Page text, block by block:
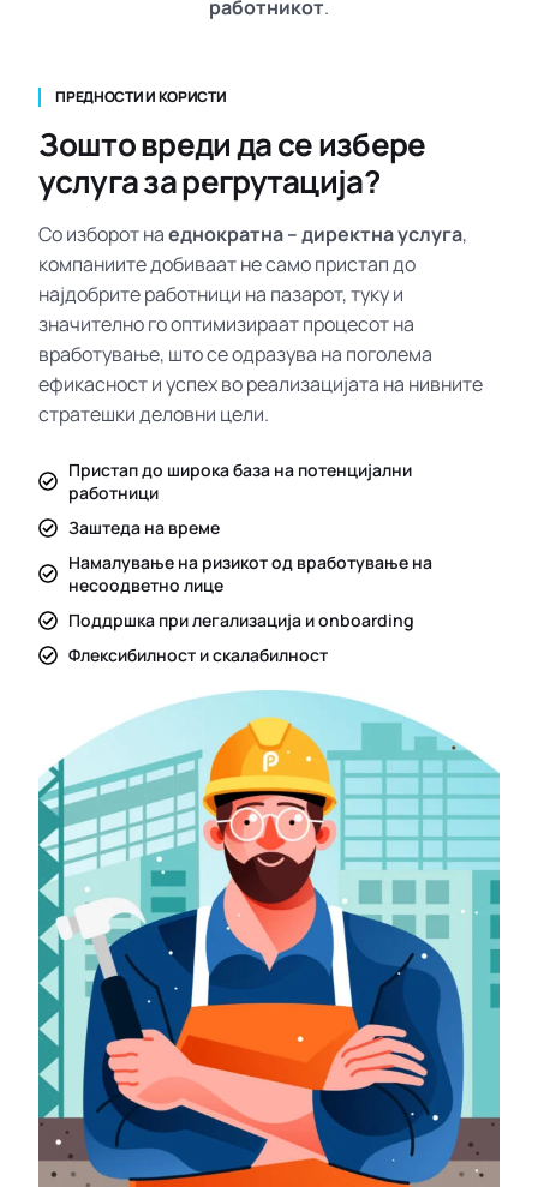
работникот.
ПРЕДНОСТИ И КОРИСТИ
Зошто вреди да се избере
услуга за регрутација?
Со изборот наеднократна – директна услуга,
компаниите добиваат не само пристап до
најдобрите работници на пазарот, туку и
значително го оптимизираат процесот на
вработување, што се одразува на поголема
ефикасност и успех во реализацијата на нивните
стратешки деловни цели.
Пристап до широка база на потенцијални
работници
Заштеда на време
Намалување на ризикот од вработување на
несоодветно лице
Поддршка при легализација и onboarding
Флексибилност и скалабилност